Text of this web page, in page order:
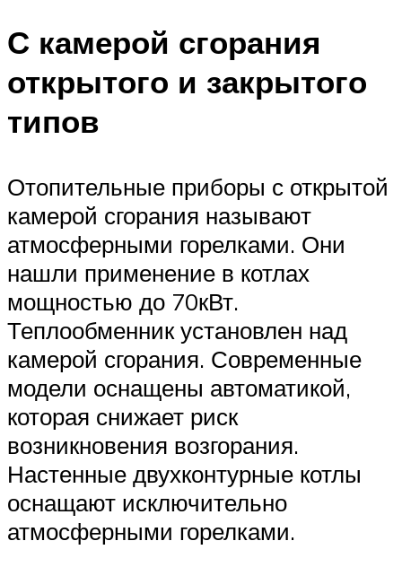
С камерой сгорания
открытого и закрытого
типов
Отопительные приборы с открытой
камерой сгорания называют
атмосферными горелками. Они
нашли применение в котлах
мощностью до 70кВт.
Теплообменник установлен над
камерой сгорания. Современные
модели оснащены автоматикой,
которая снижает риск
возникновения возгорания.
Настенные двухконтурные котлы
оснащают исключительно
атмосферными горелками.